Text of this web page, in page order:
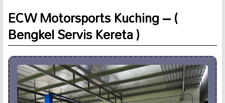
ECW Motorsports Kuching – (
Bengkel Servis Kereta )